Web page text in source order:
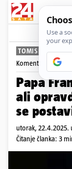
TOMISLAV
Komentira
Papa
ali
se
utorak, 22.4.2025.
Čitanje članka: 3